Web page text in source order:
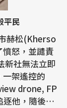
平民
赫松(Kherso
怒，並譴責
架遙控的
drone, FP
他，隨後引